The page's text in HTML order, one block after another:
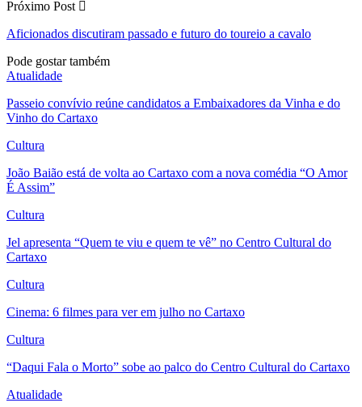
Próximo Post
Aficionados discutiram passado e futuro do toureio a cavalo
Pode gostar também
Atualidade
Passeio convívio reúne candidatos a Embaixadores da Vinha e do
Vinho do Cartaxo
Cultura
João Baião está de volta ao Cartaxo com a nova comédia “O Amor
É Assim”
Cultura
Jel apresenta “Quem te viu e quem te vê” no Centro Cultural do
Cartaxo
Cultura
Cinema: 6 filmes para ver em julho no Cartaxo
Cultura
“Daqui Fala o Morto” sobe ao palco do Centro Cultural do Cartaxo
Atualidade